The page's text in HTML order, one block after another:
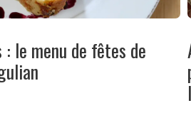
le menu de fêtes de